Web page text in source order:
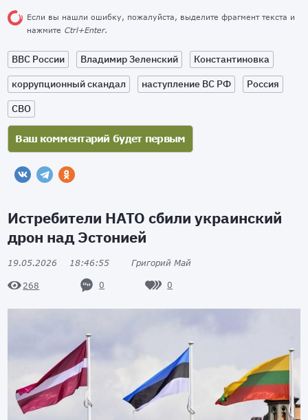
Если вы нашли ошибку, пожалуйста, выделите фрагмент текста и
нажмите Ctrl+Enter.
ВВС России Владимир Зеленский
Константиновка
коррупционный скандал
наступление ВС РФ
Россия
СВО
Истребители НАТО сбили украинский
дрон над Эстонией
19.05.2026 18:46:55 Григорий Май
268 0 0